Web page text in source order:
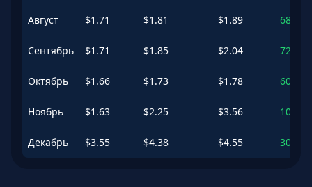
Август $1.71 $1.81 $1.89 68.06
Сентябрь $1.71 $1.85 $2.04 72.09
Октябрь $1.66 $1.73 $1.78 60.5
Ноябрь $1.63 $2.25 $3.56 109.25
Декабрь $3.55 $4.38 $4.55 307.3